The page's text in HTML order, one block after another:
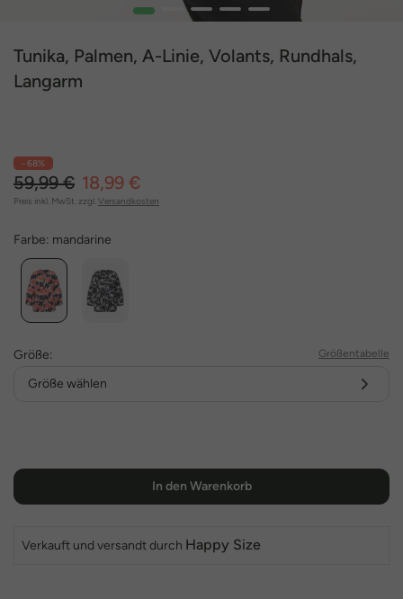
1 3 4 5
Tunika, Palmen, A-Linie, Volants, Rundhals,
Langarm
- 68%
59,99 € 18,99 €
Preis inkl. MwSt. zzgl. Versandkosten
Farbe: mandarine
Größe: Größentabelle
Größe wählen
In den Warenkorb
Verkauft und versandt durch Happy Size